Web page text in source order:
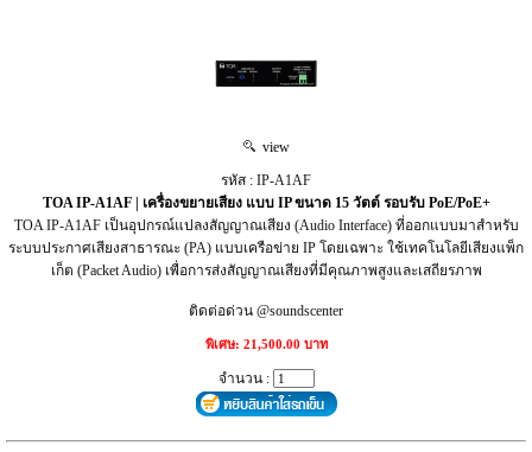
view
รหัส : IP-A1AF
TOA IP-A1AF | เครื่องขยายเสียง แบบ IP ขนาด 15 วัตต์ รอบรับ PoE/PoE+
TOA IP-A1AF เป็นอุปกรณ์แปลงสัญญาณเสียง (Audio Interface) ที่ออกแบบมาสำหรับ
ระบบประกาศเสียงสาธารณะ (PA) แบบเครือข่าย IP โดยเฉพาะ ใช้เทคโนโลยีเสียงแพ็ก
เก็ต (Packet Audio) เพื่อการส่งสัญญาณเสียงที่มีคุณภาพสูงและเสถียรภาพ
ติดต่อด่วน @soundscenter
พิเศษ: 21,500.00 บาท
จำนวน :